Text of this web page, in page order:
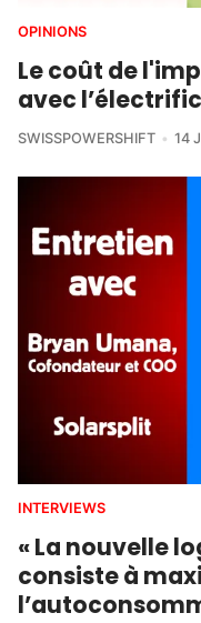
OPINIONS
Le coût de
avec
SWISSPOWERSHIFT 14
INTERVIEWS
« La nouvelle
consiste à